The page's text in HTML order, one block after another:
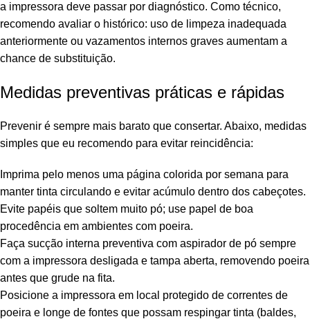
a impressora deve passar por diagnóstico. Como técnico,
recomendo avaliar o histórico: uso de limpeza inadequada
anteriormente ou vazamentos internos graves aumentam a
chance de substituição.
Medidas preventivas práticas e rápidas
Prevenir é sempre mais barato que consertar. Abaixo, medidas
simples que eu recomendo para evitar reincidência:
Imprima pelo menos uma página colorida por semana para
manter tinta circulando e evitar acúmulo dentro dos cabeçotes.
Evite papéis que soltem muito pó; use papel de boa
procedência em ambientes com poeira.
Faça sucção interna preventiva com aspirador de pó sempre
com a impressora desligada e tampa aberta, removendo poeira
antes que grude na fita.
Posicione a impressora em local protegido de correntes de
poeira e longe de fontes que possam respingar tinta (baldes,